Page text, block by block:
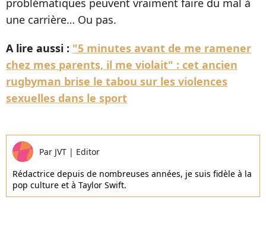
problématiques peuvent vraiment faire du mal à
une carrière… Ou pas.
A lire aussi : "5 minutes avant de me ramener
chez mes parents, il me violait" : cet ancien
rugbyman brise le tabou sur les violences
sexuelles dans le sport
Par JVT | Editor
Rédactrice depuis de nombreuses années, je suis fidèle à la
pop culture et à Taylor Swift.